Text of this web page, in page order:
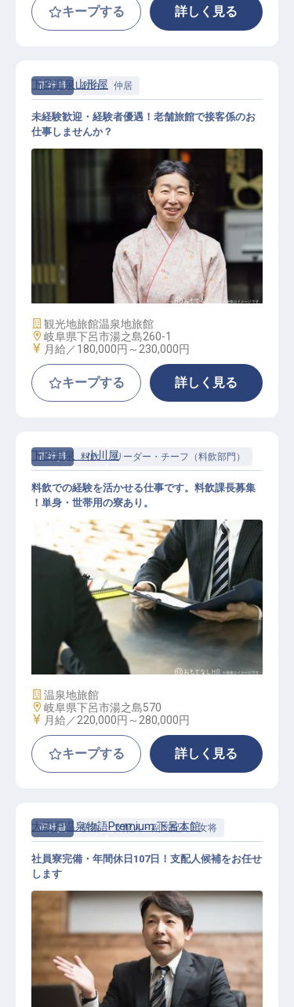
キープする 詳しく見る
正社員 宿泊 仲居
仲居 / 正社員
下呂温泉山形屋
未経験歓迎・経験者優遇！老舗旅館で接客係のお
仕事しませんか？
施設業態
観光地旅館温泉地旅館
勤務地
岐阜県下呂市湯之島260-1
給与
月給／180,000円～ 230,000円
キープする 詳しく見る
正社員 料飲 リーダー・チーフ（料飲部門）
リーダー・チーフ（料飲部門） / 正
社員
下呂温泉 小川屋
料飲での経験を活かせる仕事です。料飲課長募集
！単身・世帯用の寮あり。
施設業態
温泉地旅館
勤務地
岐阜県下呂市湯之島570
給与
月給／220,000円～ 280,000円
キープする 詳しく見る
正社員 宿泊 支配人・副支配人・女将
大江戸温泉物語Premium 下呂本館
社員寮完備・年間休日107日！支配人候補をお任せ
します